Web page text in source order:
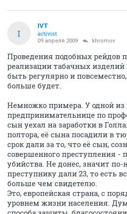
I
IVT
activist
09 апреля 2009 khromov
Проведения подобных рейдов
реализации табачных
быть регулярно и
больше будет.
Немножко примера. У одной из
предпринимательнице по
сын уехал на заработки в
полтора, её сына посадили в
срок дали за то, что её сын,
совершенного преступления -
убийства. Не донес, значит
преступнику дали 23, то есть
больше чем свидетелю.
Это, европейская страна, с
уровнем жизни населения.